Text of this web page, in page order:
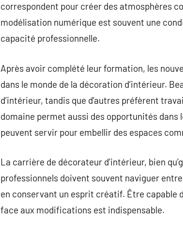
correspondent pour créer des atmosphères
modélisation numérique est souvent une
capacité professionnelle.
Après avoir complété leur formation, les
dans le monde de la décoration d’intérieur.
d’intérieur, tandis que d’autres préfèrent
domaine permet aussi des opportunités dans
peuvent servir pour embellir des espaces
La carrière de décorateur d’intérieur, bien
professionnels doivent souvent naviguer
en conservant un esprit créatif. Être capable
face aux modifications est indispensable.